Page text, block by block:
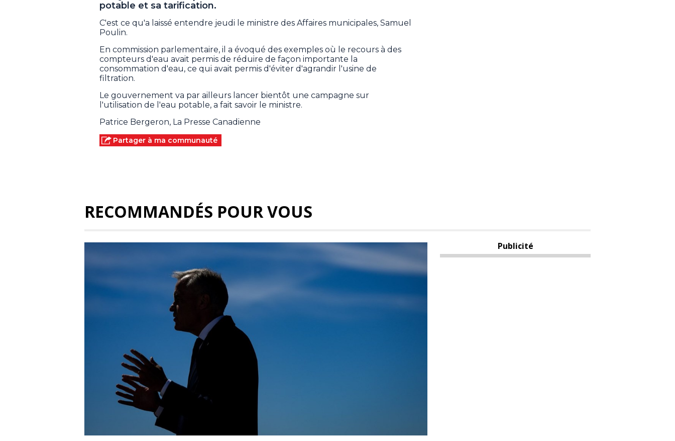
potable et sa tarification.
C'est ce qu'a laissé entendre jeudi le ministre des Affaires municipales, Samuel
Poulin.
En commission parlementaire, il a évoqué des exemples où le recours à des
compteurs d'eau avait permis de réduire de façon importante la
consommation d'eau, ce qui avait permis d'éviter d'agrandir l'usine de
filtration.
Le gouvernement va par ailleurs lancer bientôt une campagne sur
l'utilisation de l'eau potable, a fait savoir le ministre.
Patrice Bergeron, La Presse Canadienne
Partager à ma communauté
RECOMMANDÉS POUR VOUS
Publicité